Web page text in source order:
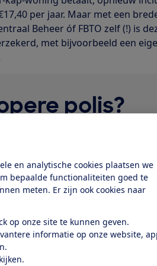
en analytische cookies plaatsen we
bepaalde functionaliteiten goed te
meten. Er zijn ook cookies naar
op onze site te kunnen geven.
informatie op onze website,
per jaar. Maar met een
Beheer óf FBTO zelf (!) is
met bijvoorbeeld een
polis?
en opstalverzekeringen. 100%